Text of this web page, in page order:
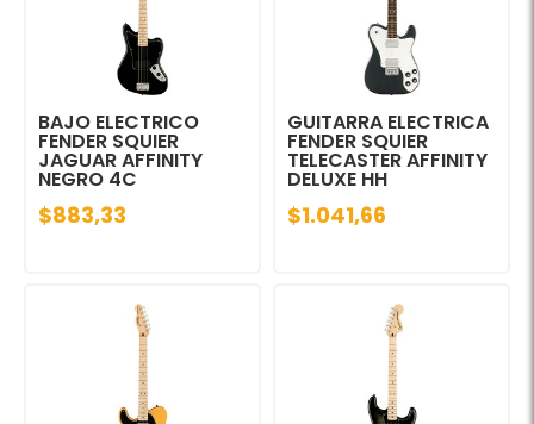
BAJO ELECTRICO
FENDER SQUIER
JAGUAR AFFINITY
NEGRO 4C
$883,33
GUITARRA ELECTRICA
FENDER SQUIER
TELECASTER AFFINITY
DELUXE HH
$1.041,66